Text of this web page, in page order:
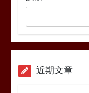
近期文章